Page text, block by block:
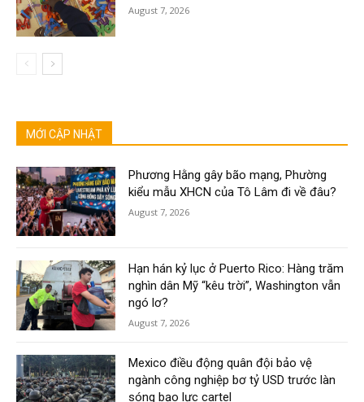
August 7, 2026
MỚI CẬP NHẬT
Phương Hằng gây bão mạng, Phường
kiểu mẫu XHCN của Tô Lâm đi về đâu?
August 7, 2026
Hạn hán kỷ lục ở Puerto Rico: Hàng trăm
nghìn dân Mỹ “kêu trời”, Washington vẫn
ngó lơ?
August 7, 2026
Mexico điều động quân đội bảo vệ
ngành công nghiệp bơ tỷ USD trước làn
sóng bạo lực cartel